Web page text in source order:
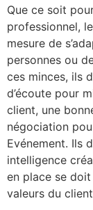
Que ce soit
professionnel,
mesure de
personnes ou
ces minces, ils
d’écoute pour
client, une
négociation
Evénement. Ils
intelligence
en place se
valeurs du